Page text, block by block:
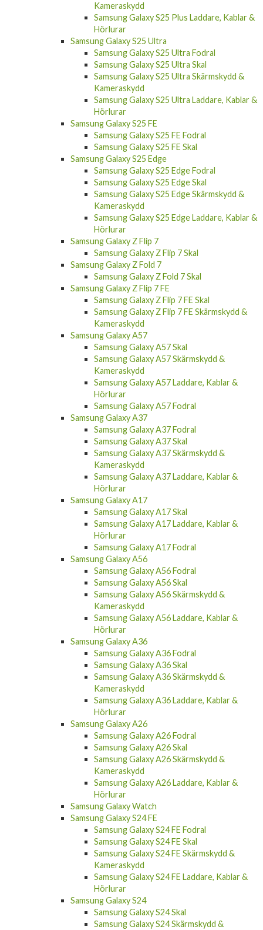
Kameraskydd
Samsung Galaxy S25 Plus Laddare, Kablar &
Hörlurar
Samsung Galaxy S25 Ultra
Samsung Galaxy S25 Ultra Fodral
Samsung Galaxy S25 Ultra Skal
Samsung Galaxy S25 Ultra Skärmskydd &
Kameraskydd
Samsung Galaxy S25 Ultra Laddare, Kablar &
Hörlurar
Samsung Galaxy S25 FE
Samsung Galaxy S25 FE Fodral
Samsung Galaxy S25 FE Skal
Samsung Galaxy S25 Edge
Samsung Galaxy S25 Edge Fodral
Samsung Galaxy S25 Edge Skal
Samsung Galaxy S25 Edge Skärmskydd &
Kameraskydd
Samsung Galaxy S25 Edge Laddare, Kablar &
Hörlurar
Samsung Galaxy Z Flip 7
Samsung Galaxy Z Flip 7 Skal
Samsung Galaxy Z Fold 7
Samsung Galaxy Z Fold 7 Skal
Samsung Galaxy Z Flip 7 FE
Samsung Galaxy Z Flip 7 FE Skal
Samsung Galaxy Z Flip 7 FE Skärmskydd &
Kameraskydd
Samsung Galaxy A57
Samsung Galaxy A57 Skal
Samsung Galaxy A57 Skärmskydd &
Kameraskydd
Samsung Galaxy A57 Laddare, Kablar &
Hörlurar
Samsung Galaxy A57 Fodral
Samsung Galaxy A37
Samsung Galaxy A37 Fodral
Samsung Galaxy A37 Skal
Samsung Galaxy A37 Skärmskydd &
Kameraskydd
Samsung Galaxy A37 Laddare, Kablar &
Hörlurar
Samsung Galaxy A17
Samsung Galaxy A17 Skal
Samsung Galaxy A17 Laddare, Kablar &
Hörlurar
Samsung Galaxy A17 Fodral
Samsung Galaxy A56
Samsung Galaxy A56 Fodral
Samsung Galaxy A56 Skal
Samsung Galaxy A56 Skärmskydd &
Kameraskydd
Samsung Galaxy A56 Laddare, Kablar &
Hörlurar
Samsung Galaxy A36
Samsung Galaxy A36 Fodral
Samsung Galaxy A36 Skal
Samsung Galaxy A36 Skärmskydd &
Kameraskydd
Samsung Galaxy A36 Laddare, Kablar &
Hörlurar
Samsung Galaxy A26
Samsung Galaxy A26 Fodral
Samsung Galaxy A26 Skal
Samsung Galaxy A26 Skärmskydd &
Kameraskydd
Samsung Galaxy A26 Laddare, Kablar &
Hörlurar
Samsung Galaxy Watch
Samsung Galaxy S24 FE
Samsung Galaxy S24 FE Fodral
Samsung Galaxy S24 FE Skal
Samsung Galaxy S24 FE Skärmskydd &
Kameraskydd
Samsung Galaxy S24 FE Laddare, Kablar &
Hörlurar
Samsung Galaxy S24
Samsung Galaxy S24 Skal
Samsung Galaxy S24 Skärmskydd &